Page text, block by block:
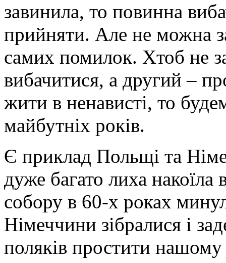
завинила, то повинна
прийняти. Але не можна
самих помилок. Хтоб не
вибачитися, а другий –
жити в ненависті, то
майбутніх років.
Є приклад Польщі та
дуже багато лиха
собору в 60-х роках
Німеччини зібралися і
поляків простити